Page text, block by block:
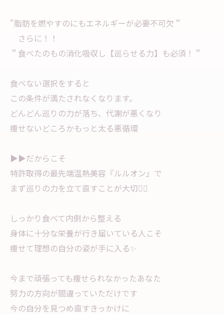
"脂肪を燃やすのにもエネルギーが必要不可欠＂
さらに！！
＂食べたのもの消化吸収し【巡らせる力】も必須！＂
食べない選択をすると
この条件が満たされなくなります。
どんどん巡りの力が落ち、代謝が悪くなり
痩せないどころかもっと太る悪循環
▶︎▶︎だからこそ
特許取得の最先端温熱美容『ルルオン』で
まず巡りの力を立て直すことが大切❤️‍🔥
しっかり食べて内側から整える
身体に十分な栄養が行き届いている人こそ
痩せて理想の自分の姿が手に入る✨
今まで頑張っても痩せられなかったあなた
努力の方向が間違っていただけです
今の自分を見つめ直すきっかけに